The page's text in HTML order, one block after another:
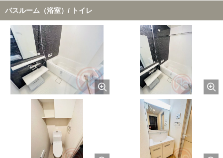
バスルーム（浴室）/ トイレ